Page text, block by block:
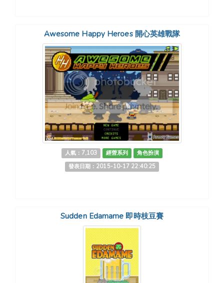
Awesome Happy Heroes 開心英雄戰隊
人氣：7,103 經營系列
角色扮演
發表日期：2015-10-17 22:40:25
Sudden Edamame 即時枝豆賽